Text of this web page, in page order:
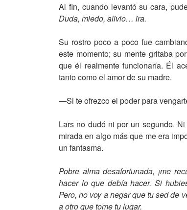
Al fin, cuando levantó su cara,
Duda, miedo, alivio… ira.
Su rostro poco a poco fue
este momento; su mente gritaba
que él realmente funcionaría. Él
tanto como el amor de su madre.
—Si te ofrezco el poder para
Lars no dudó ni por un segundo.
mirada en algo más que me era
un fantasma.
Pobre alma desafortunada, ¡me
hacer lo que debía hacer. Si
Pero, no voy a negar que tu sed de
a otro que tome tu lugar.